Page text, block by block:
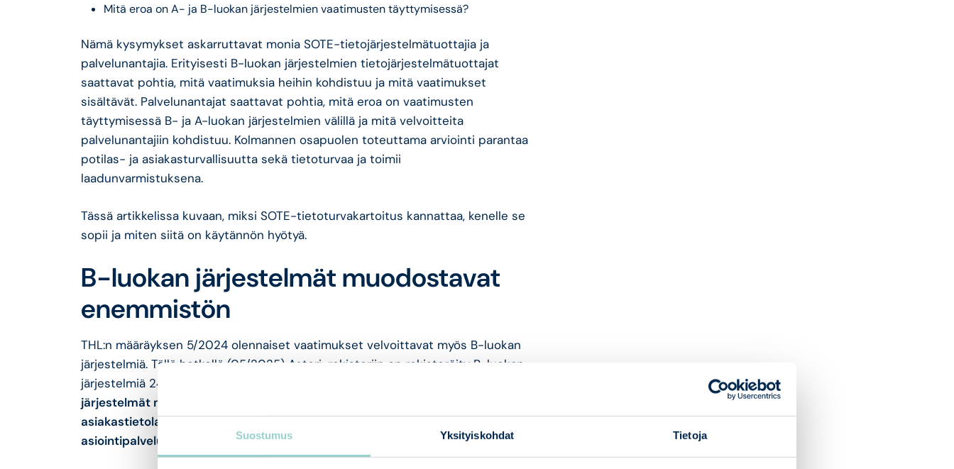
Suostumus Yksityiskohdat Tietoja
Mitä eroa on A- ja B-luokan järjestelmien vaatimusten täyttymisessä?
Nämä kysymykset askarruttavat monia SOTE-tietojärjestelmätuottajia ja
palvelunantajia. Erityisesti B-luokan järjestelmien tietojärjestelmätuottajat
saattavat pohtia, mitä vaatimuksia heihin kohdistuu ja mitä vaatimukset
sisältävät. Palvelunantajat saattavat pohtia, mitä eroa on vaatimusten
täyttymisessä B- ja A-luokan järjestelmien välillä ja mitä velvoitteita
palvelunantajiin kohdistuu. Kolmannen osapuolen toteuttama arviointi parantaa
potilas- ja asiakasturvallisuutta sekä tietoturvaa ja toimii
laadunvarmistuksena.
Tässä artikkelissa kuvaan, miksi SOTE-tietoturvakartoitus kannattaa, kenelle se
sopii ja miten siitä on käytännön hyötyä.
B-luokan järjestelmät muodostavat
enemmistön
THL:n määräyksen 5/2024 olennaiset vaatimukset velvoittavat myös B-luokan
järjestelmiä. Tällä hetkellä (05/2025) Astori-rekisteriin on rekisteröity B-luokan
järjestelmiä 242 kappaletta ja A-luokan järjestelmiä 101 kappaletta.
järjestelmät muodostavat 70% kaikista tuotantokäytössä olevista
asiakastietolain mukaisista tietojärjestelmistä, hyvinvointisovelluksista ja
asiointipalveluista.